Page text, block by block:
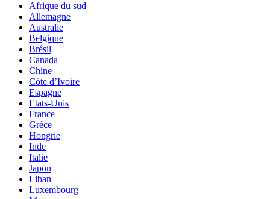
Afrique du sud
Allemagne
Australie
Belgique
Brésil
Canada
Chine
Côte d’Ivoire
Espagne
Etats-Unis
France
Grèce
Hongrie
Inde
Italie
Japon
Liban
Luxembourg